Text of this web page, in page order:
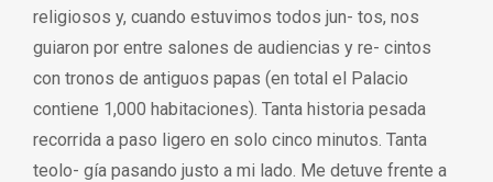
religiosos y, cuando estuvimos todos jun- tos, nos
guiaron por entre salones de audiencias y re- cintos
con tronos de antiguos papas (en total el Palacio
contiene 1,000 habitaciones). Tanta historia pesada
recorrida a paso ligero en solo cinco minutos. Tanta
teolo- gía pasando justo a mi lado. Me detuve frente a